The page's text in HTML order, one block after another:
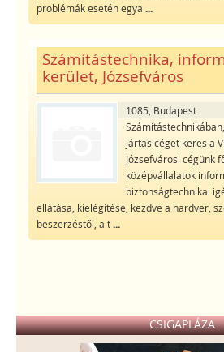
problémák esetén egya ...
Számítástechnika,
kerület, Józsefváros
1085, Budapest
jártas céget keres a
Józsefvárosi cégünk
középvállalatok
biztonságtechnikai
ellátása, kielégítése, kezdve a hardver,
beszerzéstől, a t...
CSIGAPLÁZA